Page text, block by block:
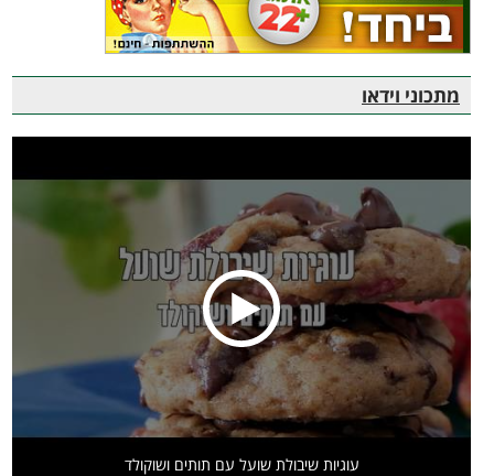
מתכוני וידאו
עוגיות שיבולת שועל עם תותים ושוקולד